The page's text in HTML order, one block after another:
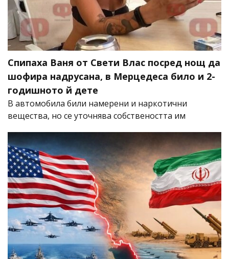
Спипаха Ваня от Свети Влас посред нощ да
шофира надрусана, в Мерцедеса било и 2-
годишното й дете
В автомобила били намерени и наркотични
вещества, но се уточнява собствеността им